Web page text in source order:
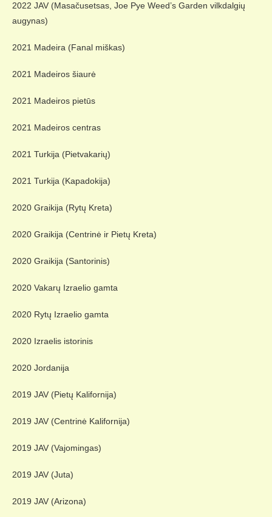
2022 JAV (Masačusetsas, Joe Pye Weed’s Garden vilkdalgių
augynas)
2021 Madeira (Fanal miškas)
2021 Madeiros šiaurė
2021 Madeiros pietūs
2021 Madeiros centras
2021 Turkija (Pietvakarių)
2021 Turkija (Kapadokija)
2020 Graikija (Rytų Kreta)
2020 Graikija (Centrinė ir Pietų Kreta)
2020 Graikija (Santorinis)
2020 Vakarų Izraelio gamta
2020 Rytų Izraelio gamta
2020 Izraelis istorinis
2020 Jordanija
2019 JAV (Pietų Kalifornija)
2019 JAV (Centrinė Kalifornija)
2019 JAV (Vajomingas)
2019 JAV (Juta)
2019 JAV (Arizona)